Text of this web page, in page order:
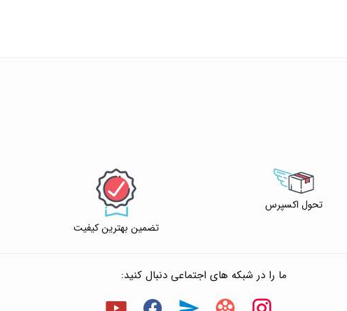
تحول اکسپرس
تضمین بهترین کیفیت
ما را در شبکه های اجتماعی دنبال کنید: